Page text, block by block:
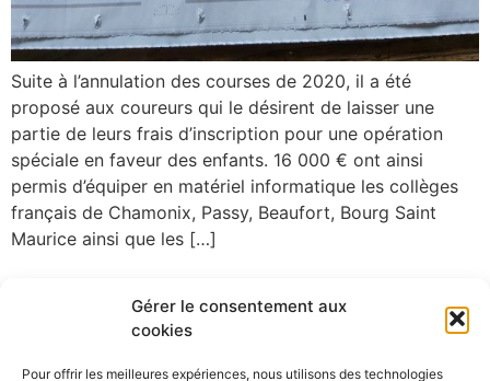
Gérer le consentement aux
cookies
Pour offrir les meilleures expériences, nous utilisons des technologies
Suite à l’annulation des courses de 2020, il a été
proposé aux coureurs qui le désirent de laisser une
partie de leurs frais d’inscription pour une opération
spéciale en faveur des enfants. 16 000 € ont ainsi
permis d’équiper en matériel informatique les collèges
français de Chamonix, Passy, Beaufort, Bourg Saint
Maurice ainsi que les […]